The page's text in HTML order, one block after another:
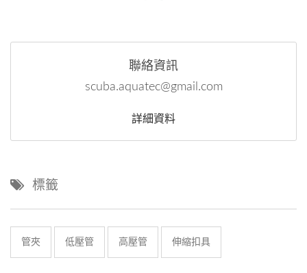
聯絡資訊
scuba.aquatec@gmail.com
詳細資料
標籤
管夾 低壓管 高壓管 伸縮扣具